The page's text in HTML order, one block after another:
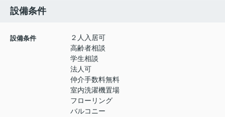
設備条件
設備条件
２人入居可
高齢者相談
学生相談
法人可
仲介手数料無料
室内洗濯機置場
フローリング
バルコニー